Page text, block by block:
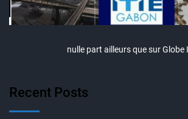
nulle part ailleurs que sur Globe
Recent Posts